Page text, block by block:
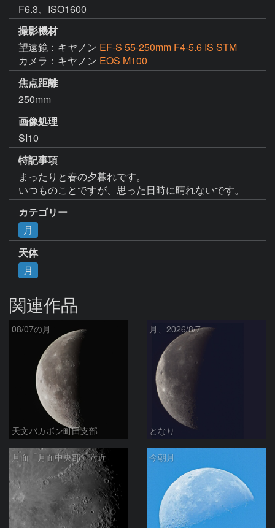
F6.3、ISO1600
撮影機材
望遠鏡：キヤノン EF-S 55-250mm F4-5.6 IS STM
カメラ：キヤノン EOS M100
焦点距離
250mm
画像処理
特記事項
まったりと春の夕暮れです。
いつものことですが、思った日時に晴れないです。
カテゴリー
月
天体
月
関連作品
08/07の月
天文バカボン町田支部
月、2026/8/7
となり
月面「月面中央部」附近 今朝月